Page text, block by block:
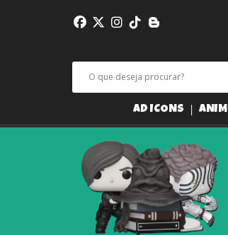
AD ICONS